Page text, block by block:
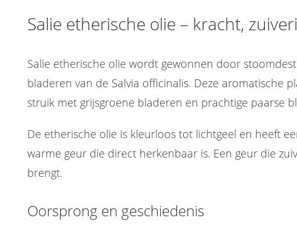
Salie etherische olie – kracht,
Salie etherische olie wordt gewonnen door
bladeren van de Salvia officinalis. Deze aromatische
struik met grijsgroene bladeren en prachtige paarse
De etherische olie is kleurloos tot lichtgeel en heeft
warme geur die direct herkenbaar is. Een geur die
brengt.
Oorsprong en geschiedenis